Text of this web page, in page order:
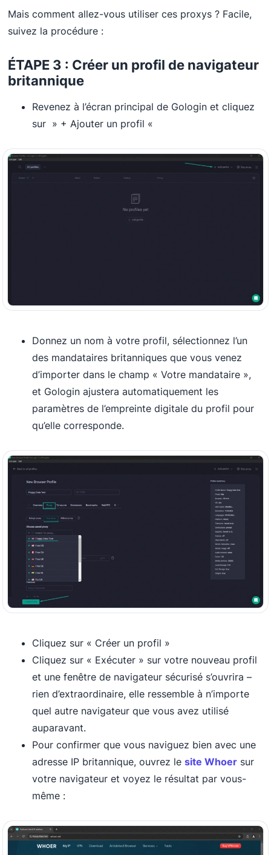
Mais comment allez-vous utiliser ces proxys ? Facile,
suivez la procédure :
ÉTAPE 3 : Créer un profil de navigateur
britannique
Revenez à l’écran principal de Gologin et cliquez
sur » + Ajouter un profil «
Donnez un nom à votre profil, sélectionnez l’un
des mandataires britanniques que vous venez
d’importer dans le champ « Votre mandataire »,
et Gologin ajustera automatiquement les
paramètres de l’empreinte digitale du profil pour
qu’elle corresponde.
Cliquez sur « Créer un profil »
Cliquez sur « Exécuter » sur votre nouveau profil
et une fenêtre de navigateur sécurisé s’ouvrira –
rien d’extraordinaire, elle ressemble à n’importe
quel autre navigateur que vous avez utilisé
auparavant.
Pour confirmer que vous naviguez bien avec une
adresse IP britannique, ouvrez lesite Whoer sur
votre navigateur et voyez le résultat par vous-
même :